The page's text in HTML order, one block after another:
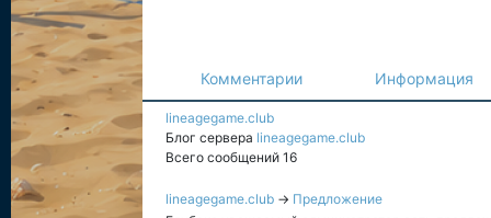
Комментарии Информация
lineagegame.club
Блог сервера lineagegame.club
Всего сообщений 16
lineagegame.club → Предложение